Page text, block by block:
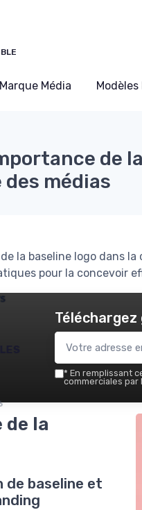
Marque Média
de
médias
la baseline logo dans
pour la concevoir
* En remplissant
commerciales par
de la
de baseline et